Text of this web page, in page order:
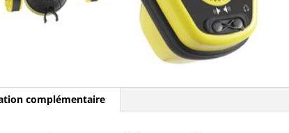
complémentaire